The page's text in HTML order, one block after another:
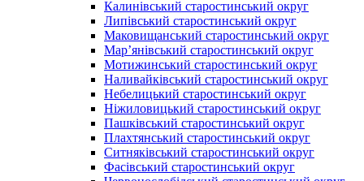
Калинівський старостинський округ
Липівський старостинський округ
Маковищанський старостинський округ
Мар’янівський старостинський округ
Мотижинський старостинський округ
Наливайківський старостинський округ
Небелицький старостинський округ
Ніжиловицький старостинський округ
Пашківський старостинський округ
Плахтянський старостинський округ
Ситняківський старостинський округ
Фасівський старостинський округ